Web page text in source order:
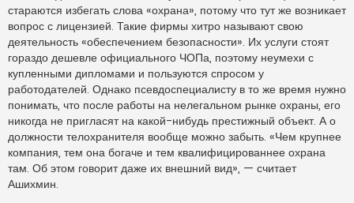
стараются избегать слова «охрана», потому что тут же возникает
вопрос с лицензией. Такие фирмы хитро называют свою
деятельность «обеспечением безопасности». Их услуги стоят
гораздо дешевле официального ЧОПа, поэтому неумехи с
купленными дипломами и пользуются спросом у
работодателей. Однако псевдоспециалисту в то же время нужно
понимать, что после работы на нелегальном рынке охраны, его
никогда не пригласят на какой-нибудь престижный объект. А о
должности телохранителя вообще можно забыть. «Чем крупнее
компания, тем она богаче и тем квалифицированнее охрана
там. Об этом говорит даже их внешний вид», — считает
Ашихмин.